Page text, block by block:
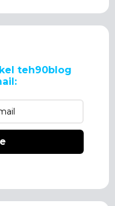
teh90blog